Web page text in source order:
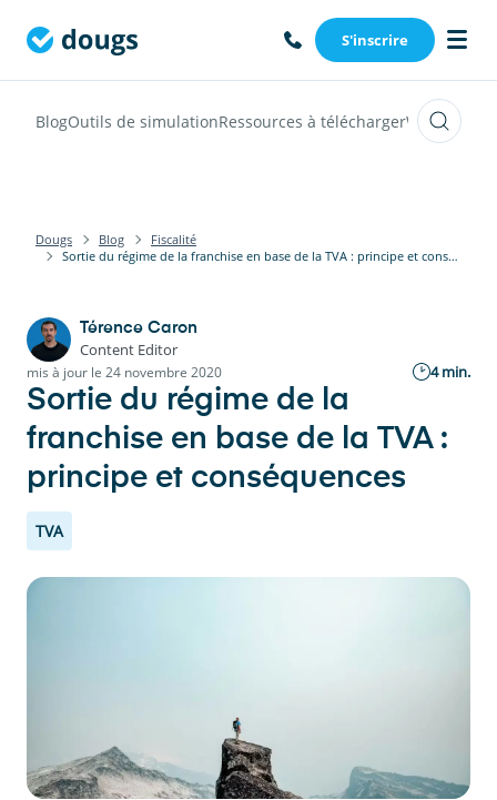
S'inscrire
BlogOutils de simulationRessources à téléchargerWebinars
Dougs Blog
Fiscalité
Sortie du régime de la franchise en base de la TVA : principe et conséquences
Térence Caron
Content Editor
mis à jour le 24 novembre 2020 4 min.
Sortie du régime de la
franchise en base de la TVA :
principe et conséquences
TVA